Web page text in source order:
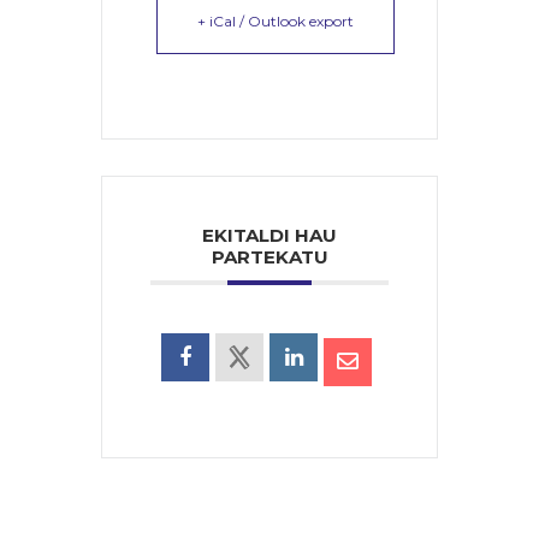
+ iCal / Outlook export
EKITALDI HAU
PARTEKATU